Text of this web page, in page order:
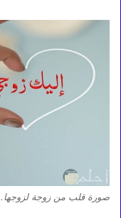
صورة قلب من زوجة لزوجها.